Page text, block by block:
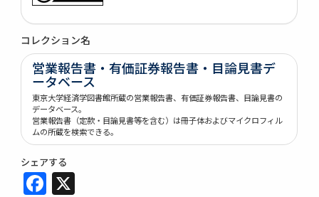
コレクション名
営業報告書・有価証券報告書・目論見書デ
ータベース
東京大学経済学図書館所蔵の営業報告書、有価証券報告書、目論見書の
データベース。
営業報告書（定款・目論見書等を含む）は冊子体およびマイクロフィル
ムの所蔵を検索できる。
シェアする
Facebook